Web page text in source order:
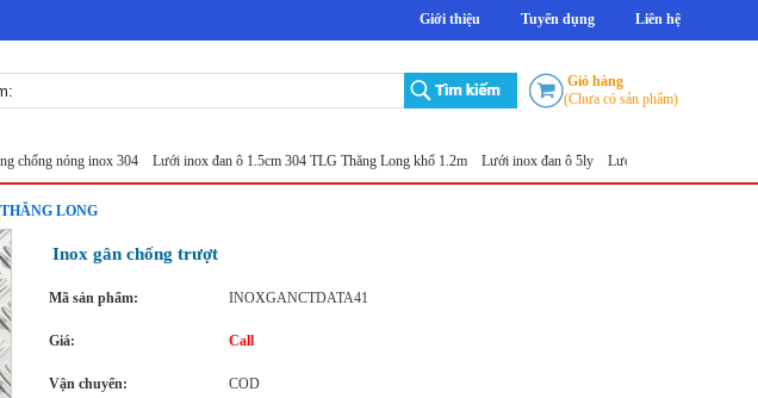
Giới thiệu Tuyển dụng Liên hệ
Giỏ hàng
(Chưa có sản phẩm)
nóng inox 304 Lưới inox đan ô 1.5cm 304 TLG Thăng Long khổ 1.2m Lưới inox đan ô 5ly Lưới đục lỗ tròn
LONG
Inox gân chống trượt
Mã sản phẩm: INOXGANCTDATA41
Giá: Call
Vận chuyển: COD